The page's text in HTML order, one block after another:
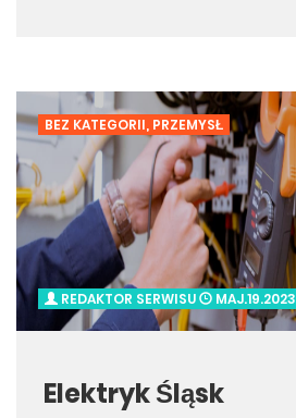
BEZ KATEGORII, PRZEMYSŁ
REDAKTOR SERWISU MAJ.19.2023
Elektryk Śląsk